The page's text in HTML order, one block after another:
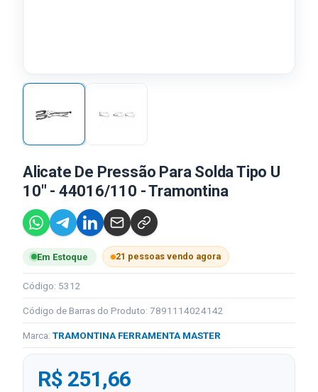
Alicate De Pressão Para Solda Tipo U
10" - 44016/110 - Tramontina
Em Estoque 21 pessoas vendo agora
Código: 5312
Código de Barras do Produto: 7891114024142
Marca: TRAMONTINA FERRAMENTA MASTER
R$ 251,66